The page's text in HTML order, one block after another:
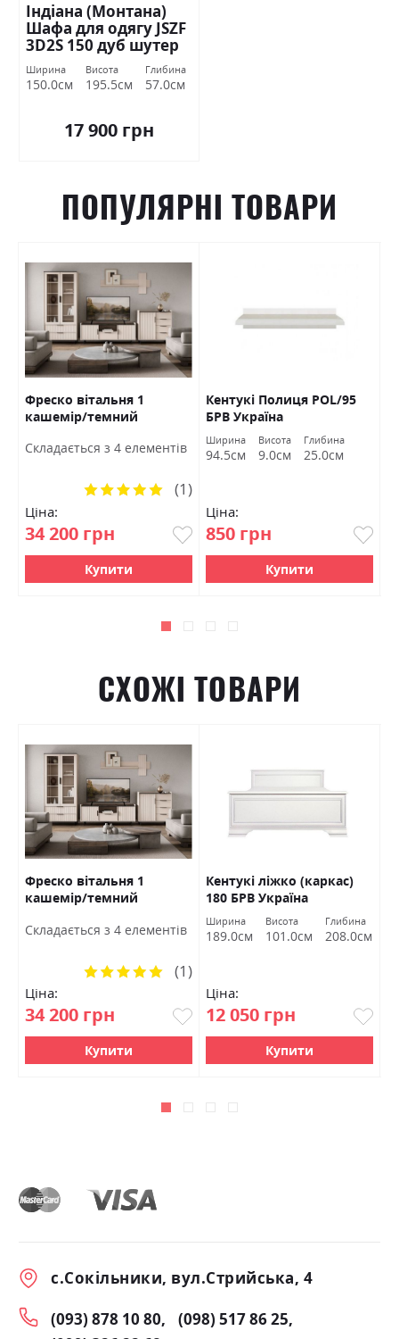
Індіана (Монтана)
Шафа для одягу JSZF
3D2S 150 дуб шутер
БРВ Україна
Ширина
150.0см
Висота
195.5см
Глибина
57.0см
17 900 грн
ПОПУЛЯРНІ ТОВАРИ
Фреско вітальня 1
кашемір/темний
Cкладається з 4 елементів
Ціна:
34 200 грн
Рейтинг:
(1)
Купити
Кентукі Полиця POL/95
БРВ Україна
Ширина
94.5см
Висота
9.0см
Глибина
25.0см
Ціна:
850 грн
Купити
СХОЖІ ТОВАРИ
Фреско вітальня 1
кашемір/темний
Cкладається з 4 елементів
Ціна:
34 200 грн
Рейтинг:
(1)
Купити
Кентукі ліжко (каркас)
180 БРВ Україна
Ширина
189.0см
Висота
101.0см
Глибина
208.0см
Ціна:
12 050 грн
Купити
с.Сокільники, вул.Стрийська, 4
(093) 878 10 80
(098) 517 86 25